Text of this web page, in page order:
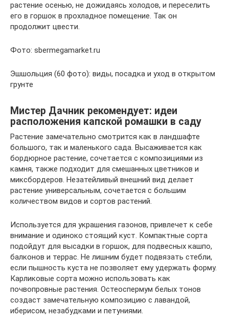
растение осенью, не дожидаясь холодов, и переселить
его в горшок в прохладное помещение. Так он
продолжит цвести.
Фото: sbermegamarket.ru
Эшшольция (60 фото): виды, посадка и уход в открытом
грунте
Мистер Дачник рекомендует: идеи
расположения капской ромашки в саду
Растение замечательно смотрится как в ландшафте
большого, так и маленького сада. Высаживается как
бордюрное растение, сочетается с композициями из
камня, также подходит для смешанных цветников и
миксбордеров. Незатейливый внешний вид делает
растение универсальным, сочетается с большим
количеством видов и сортов растений.
Используется для украшения газонов, привлечет к себе
внимание и одиноко стоящий куст. Компактные сорта
подойдут для высадки в горшок, для подвесных кашпо,
балконов и террас. Не лишним будет подвязать стебли,
если пышность куста не позволяет ему удержать форму.
Карликовые сорта можно использовать как
почвопровные растения. Остеоспермум белых тонов
создаст замечательную композицию с лавандой,
иберисом, незабудками и петуниями.